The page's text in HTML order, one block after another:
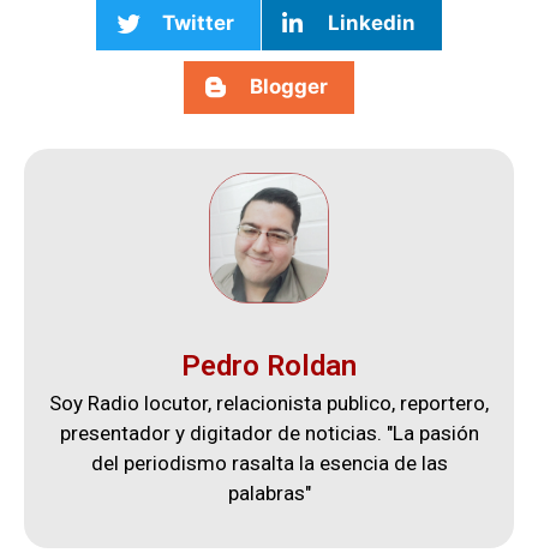
Twitter Linkedin
Blogger
Pedro Roldan
Soy Radio locutor, relacionista publico, reportero,
presentador y digitador de noticias. "La pasión
del periodismo rasalta la esencia de las
palabras"